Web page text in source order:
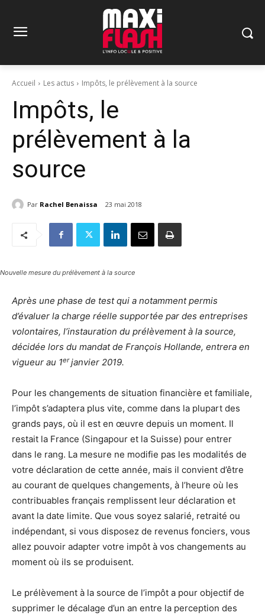
Accueil Les actus Impôts, le prélèvement à la source
Impôts, le
prélèvement à la
source
Par Rachel Benaissa 23 mai 2018
Nouvelle mesure du prélèvement à la source
Après une phase de test qui a notamment permis
d’évaluer la charge réelle supportée par des entreprises
volontaires, l’instauration du prélèvement à la source,
décidée lors du mandat de François Hollande, entrera en
vigueur au 1erjanvier 2019.
Pour les changements de situation financière et familiale,
l’impôt s’adaptera plus vite, comme dans la plupart des
grands pays, où il est en œuvre depuis un moment. Il
restait la France (Singapour et la Suisse) pour entrer
dans le rang. La mesure ne modifie pas les modalités de
votre déclaration de cette année, mais il convient d’être
au courant de quelques changements, à l’heure où les
contribuables français remplissent leur déclaration et
avant la date limite. Que vous soyez salarié, retraité ou
indépendant, si vous disposez de revenus fonciers, vous
allez pouvoir adapter votre impôt à vos changements au
moment où ils se produisent.
Le prélèvement à la source de l’impôt a pour objectif de
supprimer le décalage d’un an entre la perception des